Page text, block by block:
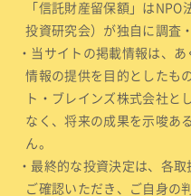
「信託財産留保額」は
投資研究会）が独自に調査
・当サイトの掲載情報は、
情報の提供を目的としたも
ト・ブレインズ株式会社と
なく、将来の成果を示唆あ
ん。
・最終的な投資決定は、各
ご確認いただき、ご自身の